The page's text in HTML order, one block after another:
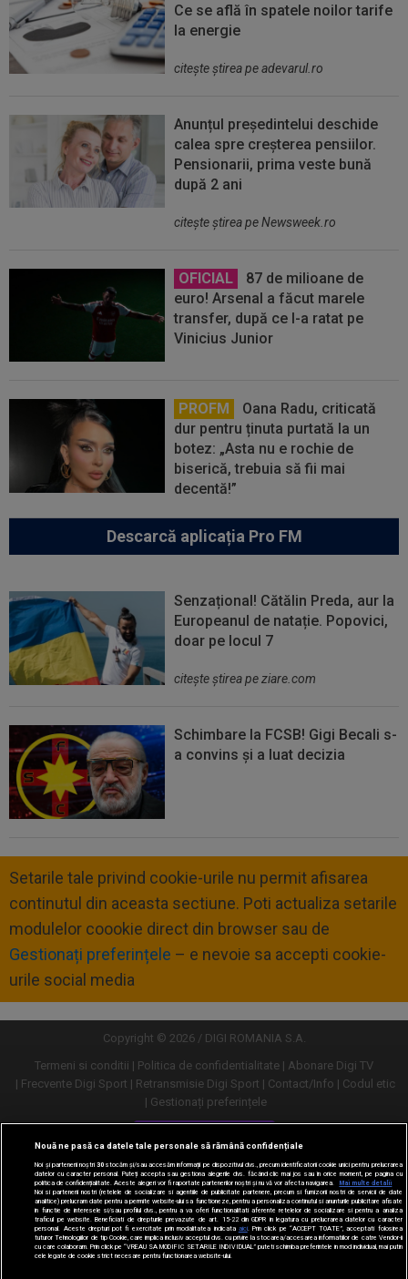
Ce se află în spatele noilor tarife
la energie
citeşte ştirea pe adevarul.ro
Anunțul președintelui deschide
calea spre creșterea pensiilor.
Pensionarii, prima veste bună
după 2 ani
citeşte ştirea pe Newsweek.ro
OFICIAL
87 de milioane de
euro! Arsenal a făcut marele
transfer, după ce l-a ratat pe
Vinicius Junior
PROFM
Oana Radu, criticată
dur pentru ținuta purtată la un
botez: „Asta nu e rochie de
biserică, trebuia să fii mai
decentă!”
Descarcă aplicația Pro FM
Senzațional! Cătălin Preda, aur la
Europeanul de natație. Popovici,
doar pe locul 7
citeşte ştirea pe ziare.com
Schimbare la FCSB! Gigi Becali s-
a convins și a luat decizia
Setarile tale privind cookie-urile nu permit afisarea
continutul din aceasta sectiune. Poti actualiza setarile
modulelor coookie direct din browser sau de
Gestionați preferințele – e nevoie sa accepti cookie-
urile social media
Copyright © 2026 / DIGI ROMANIA S.A.
Termeni si conditii
Politica de confidentialitate
Abonare Digi TV
Frecvente Digi Sport
Retransmisie Digi Sport Contact/Info
Codul etic
Gestionați preferințele
Versiune desktop
Nouă ne pasă ca datele tale personale să rămână confidențiale
Noi și partenerii noștri30stocăm și/sau accesăm informații pe dispozitivul dvs., precum identificatorii cookie unici pentru prelucrarea
datelor cu caracter personal. Puteți accepta sau gestiona alegerile dvs. făcând clic mai jos sau în orice moment, pe pagina cu
politica de confidențialitate. Aceste alegeri vor fi raportate partenerilor noștri și nu vă vor afecta navigarea.
Mai multe detalii
Noi si partenerii nostri (retelele de socializare si agentiile de publicitate partenere, precum si furnizorii nostri de servicii de date
analitice) prelucram date pentru a permite website-ului sa functioneze, pentru a personaliza continutul si anunturile publicitare afisate
in functie de interesele si/sau profilul dvs., pentru a va oferi functionalitati aferente retelelor de socializare si pentru a analiza
traficul pe website. Beneficiati de drepturile prevazute de art. 15-22 din GDPR in legatura cu prelucrarea datelor cu caracter
personal. Aceste drepturi pot fi exercitate prin modalitatea indicata aici. Prin click pe “ACCEPT TOATE”, acceptati folosirea
tuturor Tehnologiilor de tip Cookie, care implica inclusiv acceptul dvs. cu privire la stocarea/accesarea informatiilor de catre Vendor-ii
cu care colaboram. Prin click pe “VREAU SA MODIFIC SETARILE INDIVIDUAL” puteti schimba preferintele in mod individual, mai putin
cele legate de cookie strict necesare pentru functionarea website-ului.